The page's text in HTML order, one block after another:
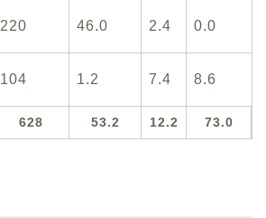
220 46.0 2.4 0.0
104 1.2 7.4 8.6
628 53.2 12.2 73.0